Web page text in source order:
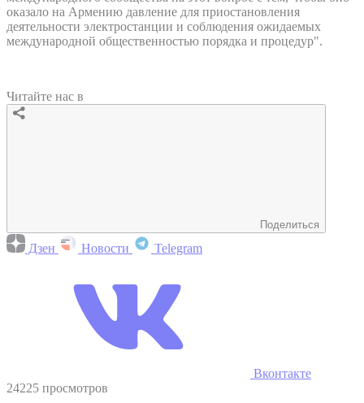
оказало на Армению давление для приостановления
деятельности электростанции и соблюдения ожидаемых
международной общественностью порядка и процедур".
Читайте нас в
Поделиться
Дзен Новости Telegram
Вконтакте
24225 просмотров